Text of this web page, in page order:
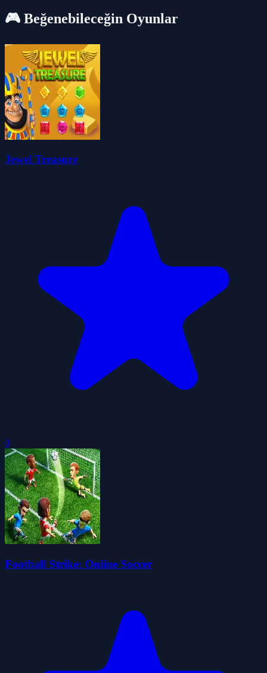
🎮 Beğenebileceğin Oyunlar
Jewel Treasure
0
Football Strike: Online Soccer